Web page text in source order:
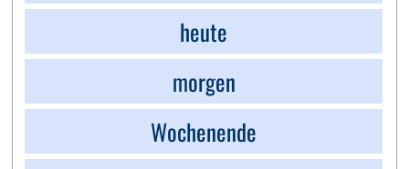
heute
morgen
Wochenende